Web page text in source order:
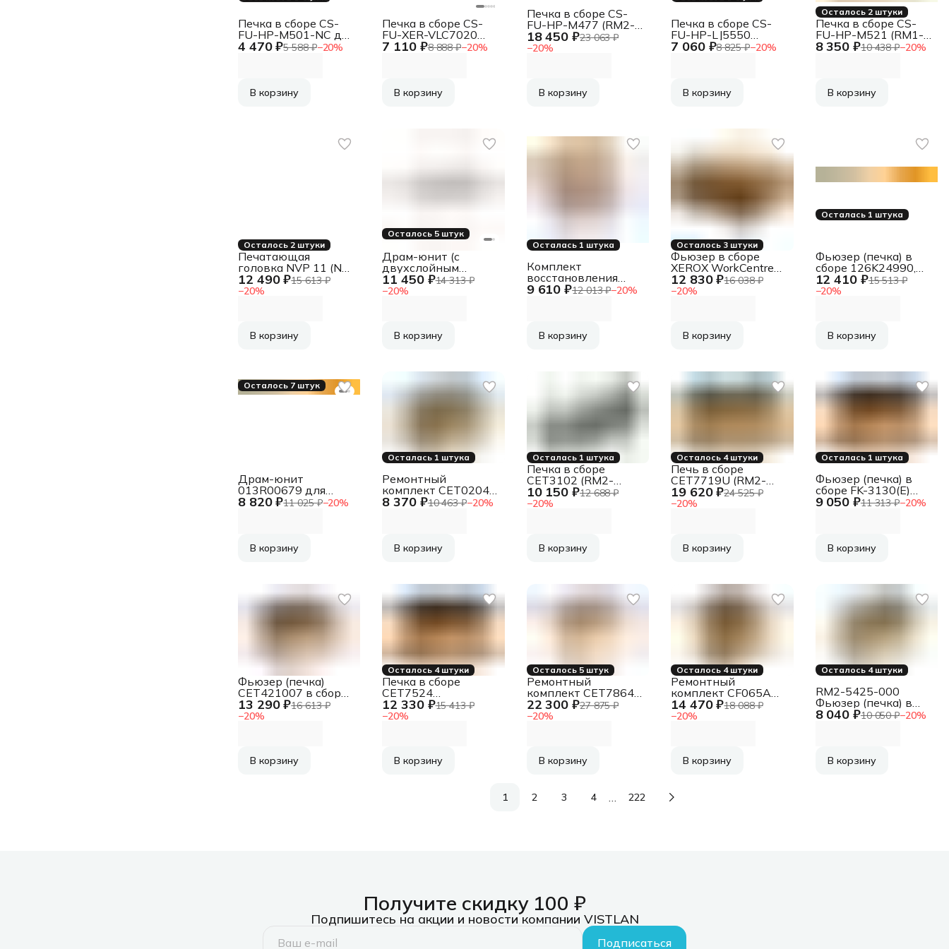
4 470 ₽5 588 ₽−20%
Печка в сборе CS-
FU-HP-M501-NC для
LJ Pro M501, LJ
В корзину
7 110 ₽8 888 ₽−20%
Печка в сборе CS-
FU-XER-VLC7020
(115R00115-reman)
В корзину
18 450 ₽23 063 ₽
−20%
Печка в сборе CS-
FU-HP-M477 (RM2-
6435, RM2-6461-
reman) для HP CLJ
В корзину
7 060 ₽8 825 ₽−20%
Печка в сборе CS-
FU-HP-LJ5550
(Q3985-67901, RG5-
В корзину
Осталось 2 штуки
8 350 ₽10 438 ₽−20%
Печка в сборе CS-
FU-HP-M521 (RM1-
8508-000) для HP LJ
MFP M525dn
200000стр.
В корзину
Осталось 2 штуки
12 490 ₽15 613 ₽
−20%
Печатающая
головка NVP 11 (NV-
C4810A-RE) Black
для HP
В корзину
Осталось 5 штук
11 450 ₽14 313 ₽
−20%
Драм-юнит (c
двухслойным
ракелем) DR-316K
для KONICA
CET471045U
В корзину
Осталась 1 штука
9 610 ₽12 013 ₽−20%
Комплект
восстановления
CET441014N (FK-
В корзину
Осталось 3 штуки
12 830 ₽16 038 ₽
−20%
Фьюзер в сборе
XEROX WorkCentre
5325/5330/5335
(126K29403/126K29404)
В корзину
Осталась 1 штука
12 410 ₽15 513 ₽
−20%
Фьюзер (печка) в
сборе 126K24990,
126K24993 для
XEROX WorkCentre
В корзину
Осталось 7 штук
8 820 ₽11 025 ₽−20%
Драм-юнит
013R00679 для
XEROX B1022,
В корзину
Осталась 1 штука
8 370 ₽10 463 ₽−20%
Ремонтный
комплект CET0204
(CE525-67902) для
В корзину
Осталась 1 штука
10 150 ₽12 688 ₽
−20%
Печка в сборе
CET3102 (RM2-
5692-000) для HP
LaserJet Pro
В корзину
Осталось 4 штуки
19 620 ₽24 525 ₽
−20%
Печь в сборе
CET7719U (RM2-
1257-000) для HP
LaserJet Enterprise
В корзину
Осталась 1 штука
9 050 ₽11 313 ₽−20%
Фьюзер (печка) в
сборе FK-3130(E)
для KYOCERA
В корзину
13 290 ₽16 613 ₽
−20%
Фьюзер (печка)
CET421007 в сборе
FK-1150 для
KYOCERA ECOSYS
В корзину
Осталось 4 штуки
12 330 ₽15 413 ₽
−20%
Печка в сборе
CET7524
(302T993011) для
Kyocera Ecosys
В корзину
Осталось 5 штук
22 300 ₽27 875 ₽
−20%
Ремонтный
комплект CET7864U
(RM2-1257-
000;RM2-6800-000)
В корзину
Осталось 4 штуки
14 470 ₽18 088 ₽
−20%
Ремонтный
комплект CF065A
для HP LaserJet
Enterprise 600
В корзину
Осталось 4 штуки
8 040 ₽10 050 ₽−20%
RM2-5425-000
Фьюзер (печка) в
сборе для HP
В корзину
1 2 3 4 … 222
Получите скидку 100 ₽
Подпишитесь на акции и новости компании VISTLAN
Подписаться